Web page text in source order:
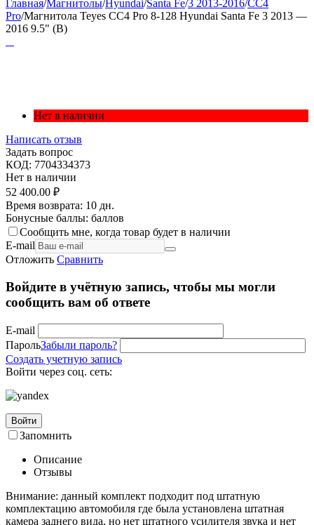
Главная/Магнитолы/Hyundai/Santa Fe/3 2013-2016/CC4
Pro/Магнитола Teyes CC4 Pro 8-128 Hyundai Santa Fe 3 2013 —
2016 9.5" (B)
Нет в наличии
Написать отзыв
Задать вопрос
КОД: 7704334373
Нет в наличии
52 400.00 ₽
Время возврата: 10 дн.
Бонусные баллы: баллов
Сообщить мне, когда товар будет в наличии
E-mail
Отложить Сравнить
Войдите в учётную запись, чтобы мы могли
сообщить вам об ответе
E-mail
ПарольЗабыли пароль?
Создать учетную запись
Войти через соц. сеть:
Войти
Запомнить
Описание
Отзывы
Внимание: данный комплект подходит под штатную
комплектацию автомобиля где была установлена штатная
камера заднего вида, но нет штатного усилителя звука и нет